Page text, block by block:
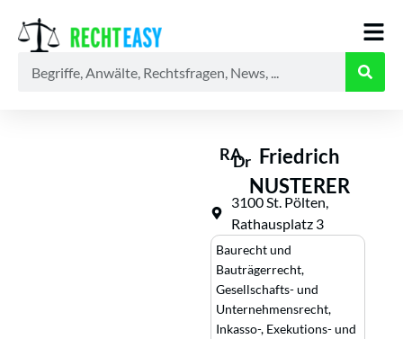
RADr Friedrich
NUSTERER
3100 St. Pölten,
Rathausplatz 3
Baurecht und
Bauträgerrecht,
Gesellschafts- und
Unternehmensrecht,
Inkasso-, Exekutions- und